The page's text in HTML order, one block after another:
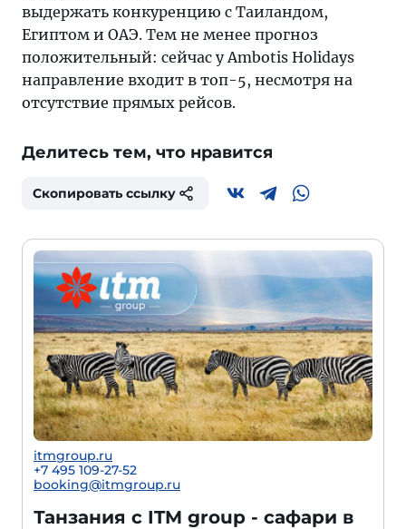
выдержать конкуренцию с Таиландом,
Египтом и ОАЭ. Тем не менее прогноз
положительный: сейчас у Ambotis Holidays
направление входит в топ-5, несмотря на
отсутствие прямых рейсов.
Делитесь тем, что нравится
Скопировать ссылку
itmgroup.ru
+7 495 109-27-52
booking@itmgroup.ru
Танзания с ITM group - сафари в